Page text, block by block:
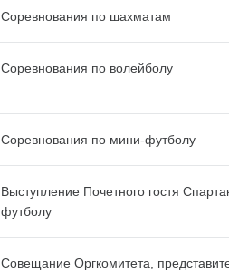
Соревнования по шахматам
Соревнования по волейболу
Соревнования по мини-футболу
Выступление Почетного гостя
футболу
Совещание Оргкомитета,